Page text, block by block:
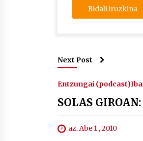
Next Post
Entzungai (podcast)
SOLAS
az. Abe 1 , 2010